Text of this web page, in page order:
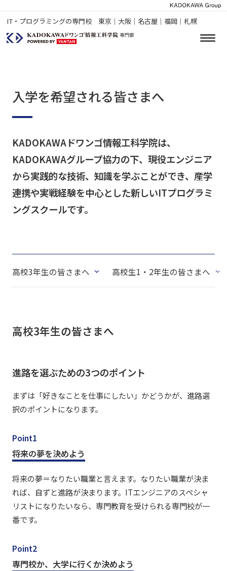
IT・プログラミングの専門校 東京｜大阪｜名古屋｜福岡｜札幌
入学を希望される皆さまへ
KADOKAWAドワンゴ情報工科学院は、
KADOKAWAグループ協力の下、現役エンジニア
から実践的な技術、知識を学ぶことができ、産学
連携や実戦経験を中心とした新しいITプログラミ
ングスクールです。
高校3年生の皆さまへ 高校生1・2年生の皆さまへ
高校3年生の皆さまへ
進路を選ぶための3つのポイント
まずは「好きなことを仕事にしたい」かどうかが、進路選
択のポイントになります。
Point1
将来の夢を決めよう
将来の夢＝なりたい職業と言えます。なりたい職業が決ま
れば、自ずと進路が決まります。ITエンジニアのスペシャ
リストになりたいなら、専門教育を受けられる専門校が一
番です。
Point2
専門校か、大学に行くか決めよう